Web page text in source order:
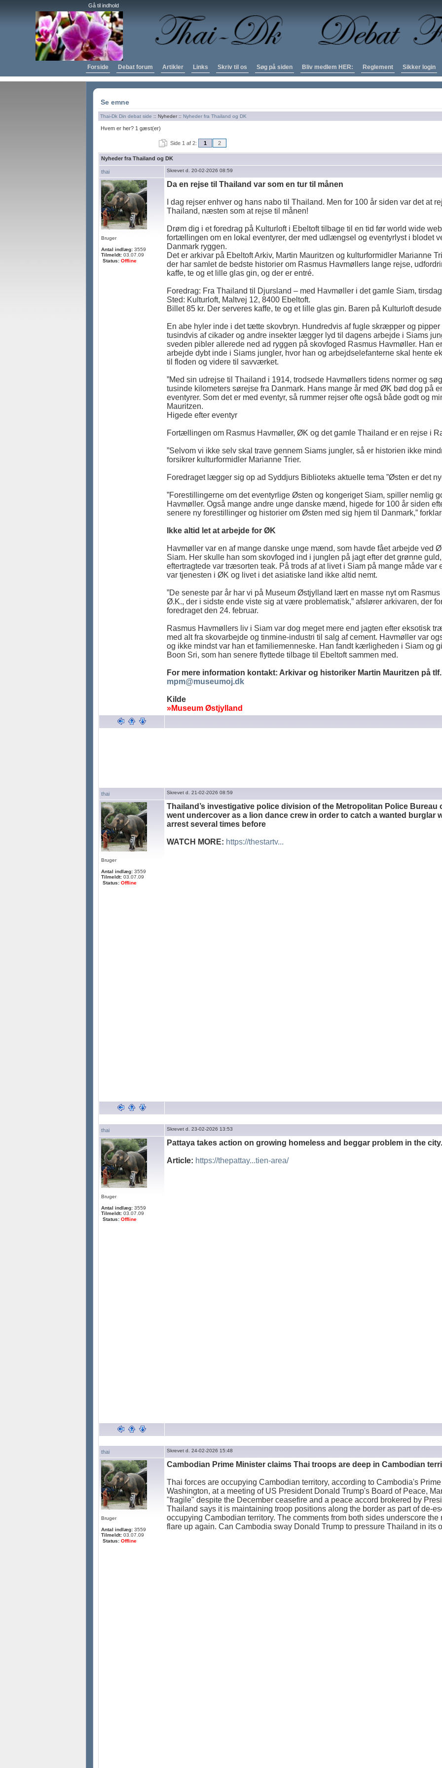
Gå til indhold
Forside Debat forum Artikler Links Skriv til os Søg på siden Bliv medlem HER: Reglement Sikker login
Se emne
Thai-Dk Din debat side :: Nyheder :: Nyheder fra Thailand og DK
Hvem er her? 1 gæst(er)
Side 1 af 2: 1 2
Nyheder fra Thailand og DK
thai Skrevet d. 20-02-2026 08:59
Bruger
Antal indlæg: 3559
Tilmeldt: 03.07.09
Status: Offline
Da en rejse til Thailand var som en tur til månen
I dag rejser enhver og hans nabo til Thailand. Men for 100 år siden var det at
Thailand, næsten som at rejse til månen!
Drøm dig i et foredrag på Kulturloft i Ebeltoft tilbage til en tid før world wide
fortællingen om en lokal eventyrer, der med udlængsel og eventyrlyst i blodet
Danmark ryggen.
Det er arkivar på Ebeltoft Arkiv, Martin Mauritzen og kulturformidler Marianne
der har samlet de bedste historier om Rasmus Havmøllers lange rejse,
kaffe, te og et lille glas gin, og der er entré.
Foredrag: Fra Thailand til Djursland – med Havmøller i det gamle Siam,
Sted: Kulturloft, Maltvej 12, 8400 Ebeltoft.
Billet 85 kr. Der serveres kaffe, te og et lille glas gin. Baren på Kulturloft
En abe hyler inde i det tætte skovbryn. Hundredvis af fugle skræpper og
tusindvis af cikader og andre insekter lægger lyd til dagens arbejde i Siams
sveden pibler allerede ned ad ryggen på skovfoged Rasmus Havmøller. Han
arbejde dybt inde i Siams jungler, hvor han og arbejdselefanterne skal hente
til floden og videre til savværket.
”Med sin udrejse til Thailand i 1914, trodsede Havmøllers tidens normer og
tusinde kilometers sørejse fra Danmark. Hans mange år med ØK bød dog på
eventyrer. Som det er med eventyr, så rummer rejser ofte også både godt og
Mauritzen.
Higede efter eventyr
Fortællingen om Rasmus Havmøller, ØK og det gamle Thailand er en rejse i
”Selvom vi ikke selv skal trave gennem Siams jungler, så er historien ikke
forsikrer kulturformidler Marianne Trier.
Foredraget lægger sig op ad Syddjurs Biblioteks aktuelle tema ”Østen er det
”Forestillingerne om det eventyrlige Østen og kongeriget Siam, spiller nemlig
Havmøller. Også mange andre unge danske mænd, higede for 100 år siden
senere ny forestillinger og historier om Østen med sig hjem til Danmark,”
Ikke altid let at arbejde for ØK
Havmøller var en af mange danske unge mænd, som havde fået arbejde ved
Siam. Her skulle han som skovfoged ind i junglen på jagt efter det grønne
eftertragtede var træsorten teak. På trods af at livet i Siam på mange måde var
var tjenesten i ØK og livet i det asiatiske land ikke altid nemt.
”De seneste par år har vi på Museum Østjylland lært en masse nyt om
Ø.K., der i sidste ende viste sig at være problematisk,” afslører arkivaren, der
foredraget den 24. februar.
Rasmus Havmøllers liv i Siam var dog meget mere end jagten efter eksotisk
med alt fra skovarbejde og tinmine-industri til salg af cement. Havmøller var
og ikke mindst var han et familiemenneske. Han fandt kærligheden i Siam og
Boon Sri, som han senere flyttede tilbage til Ebeltoft sammen med.
For mere information kontakt: Arkivar og historiker Martin Mauritzen på tlf.
mpm@museumoj.dk
Kilde
»Museum Østjylland
thai Skrevet d. 21-02-2026 08:59
Bruger
Antal indlæg: 3559
Tilmeldt: 03.07.09
Status: Offline
Thailand’s investigative police division of the Metropolitan Police Bureau
went undercover as a lion dance crew in order to catch a wanted burglar
arrest several times before
WATCH MORE: https://thestartv...
thai Skrevet d. 23-02-2026 13:53
Bruger
Antal indlæg: 3559
Tilmeldt: 03.07.09
Status: Offline
Pattaya takes action on growing homeless and beggar problem in the city.
Article: https://thepattay...tien-area/
thai Skrevet d. 24-02-2026 15:48
Bruger
Antal indlæg: 3559
Tilmeldt: 03.07.09
Status: Offline
Cambodian Prime Minister claims Thai troops are deep in Cambodian
Thai forces are occupying Cambodian territory, according to Cambodia's
Washington, at a meeting of US President Donald Trump's Board of Peace,
"fragile" despite the December ceasefire and a peace accord brokered by
Thailand says it is maintaining troop positions along the border as part of de-
occupying Cambodian territory. The comments from both sides underscore
flare up again. Can Cambodia sway Donald Trump to pressure Thailand in its